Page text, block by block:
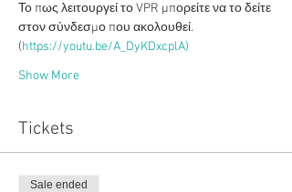
Το πως λειτουργεί το VPR μπορείτε να το δείτε
στον σύνδεσμο που ακολουθεί.
(https://youtu.be/A_DyKDxcplA)
Show More
Tickets
Sale ended